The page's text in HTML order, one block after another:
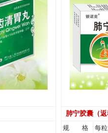
肺宁胶囊（
规 格
每